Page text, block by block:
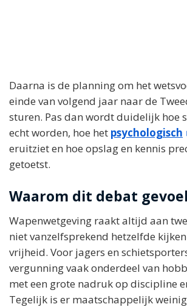
Daarna is de planning om het
einde van volgend jaar naar de
sturen. Pas dan wordt duidelijk hoe
echt worden, hoe het psychologisch
eruitziet en hoe opslag en kennis
getoetst.
Waarom dit debat
Wapenwetgeving raakt altijd aan
niet vanzelfsprekend hetzelfde
vrijheid. Voor jagers en
vergunning vaak onderdeel van
met een grote nadruk op discipline
Tegelijk is er maatschappelijk